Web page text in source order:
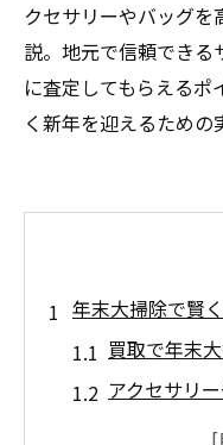
クセサリーやバッグを
説。地元で信頼できる
に査定してもらえるポ
く新年を迎えるための
年末大掃除で賢
買取で年末
アクセサリ
甲子園駅周